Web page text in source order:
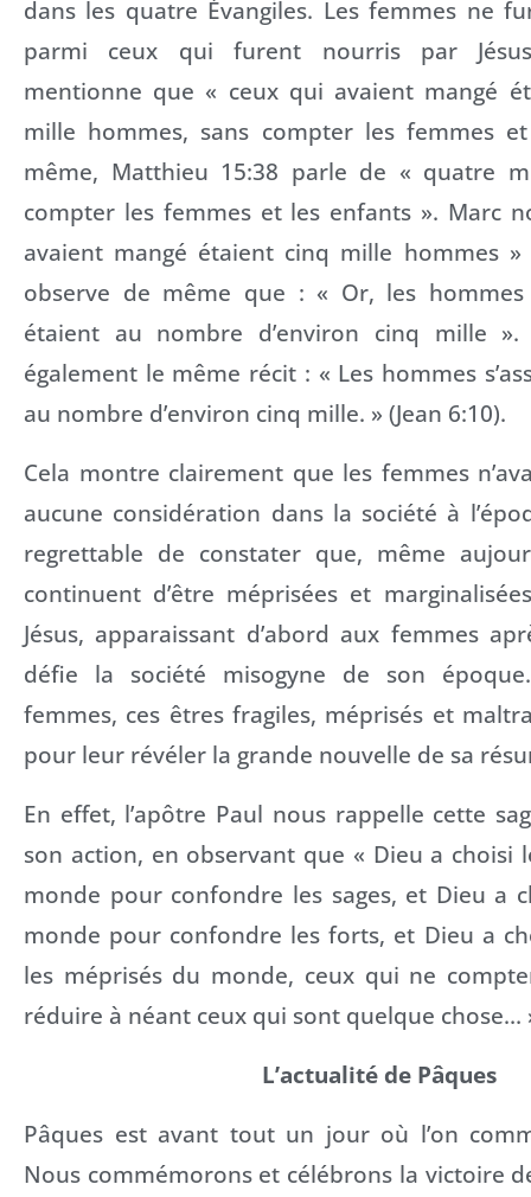
dans les quatre Évangiles. Les femmes ne
parmi ceux qui furent nourris par
mentionne que « ceux qui avaient mangé
mille hommes, sans compter les femmes
même, Matthieu 15:38 parle de « quatre
compter les femmes et les enfants ». Marc
avaient mangé étaient cinq mille hommes »
observe de même que : « Or, les hommes
étaient au nombre d’environ cinq mille ».
également le même récit : « Les hommes
au nombre d’environ cinq mille. » (Jean 6:10).
Cela montre clairement que les femmes
aucune considération dans la société à
regrettable de constater que, même
continuent d’être méprisées et
Jésus, apparaissant d’abord aux femmes
défie la société misogyne de son
femmes, ces êtres fragiles, méprisés et
pour leur révéler la grande nouvelle de sa
En effet, l’apôtre Paul nous rappelle cette
son action, en observant que « Dieu a choisi
monde pour confondre les sages, et Dieu a
monde pour confondre les forts, et Dieu a
les méprisés du monde, ceux qui ne
réduire à néant ceux qui sont quelque chose…
L’actualité de Pâques
Pâques est avant tout un jour où l’on
Nous commémorons et célébrons la victoire